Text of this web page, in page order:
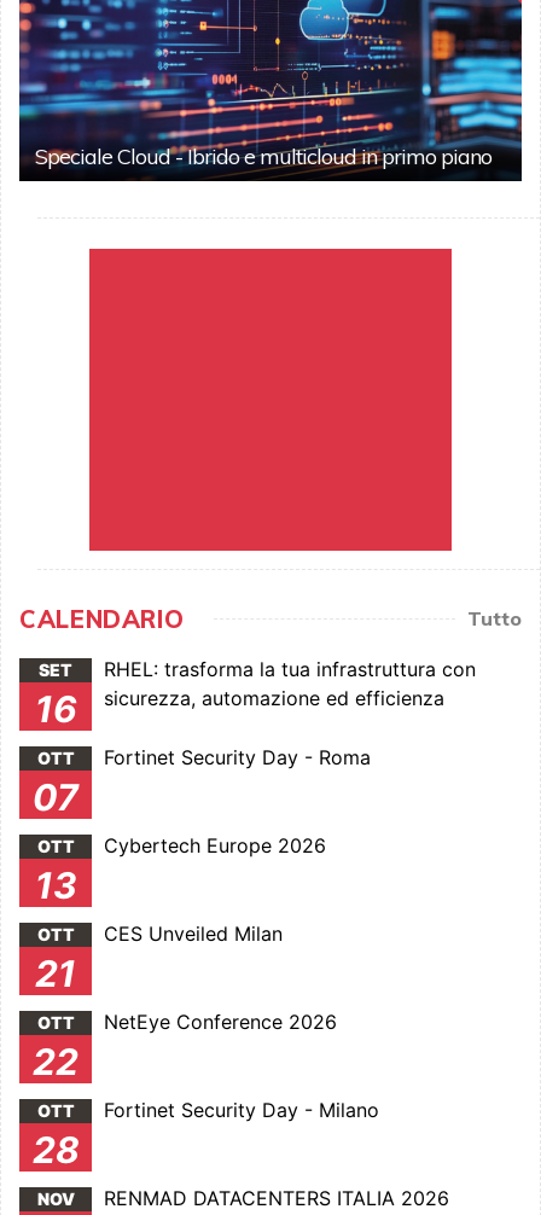
Speciale Cloud - Ibrido e multicloud in primo piano
CALENDARIO Tutto
SET
16
RHEL: trasforma la tua infrastruttura con
sicurezza, automazione ed efficienza
OTT
07
Fortinet Security Day - Roma
OTT
13
Cybertech Europe 2026
OTT
21
CES Unveiled Milan
OTT
22
NetEye Conference 2026
OTT
28
Fortinet Security Day - Milano
NOV RENMAD DATACENTERS ITALIA 2026